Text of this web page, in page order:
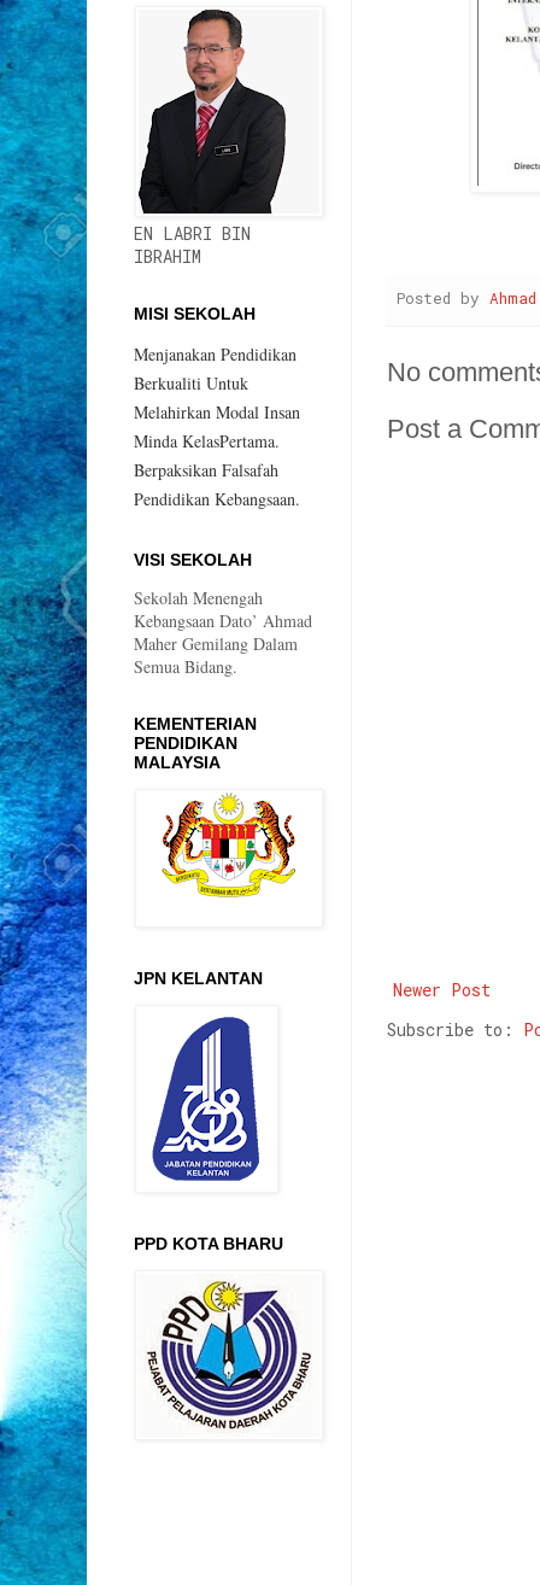
Posted by
No
Post a
Newer Post
Subscribe to:
EN LABRI BIN
IBRAHIM
MISI SEKOLAH
Menjanakan Pendidikan
Berkualiti Untuk
Melahirkan Modal Insan
Minda KelasPertama.
Berpaksikan Falsafah
Pendidikan Kebangsaan.
VISI SEKOLAH
Sekolah Menengah
Kebangsaan Dato’ Ahmad
Maher Gemilang Dalam
Semua Bidang.
KEMENTERIAN
PENDIDIKAN
MALAYSIA
JPN KELANTAN
PPD KOTA BHARU